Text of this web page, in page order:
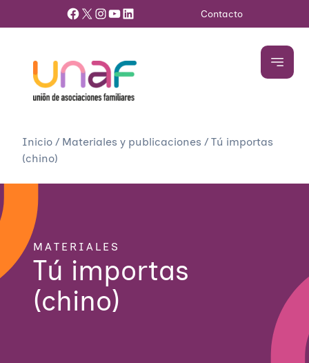
Facebook X InstagramYouTube LinkedIn Contacto
Inicio / Materiales y publicaciones / Tú importas
(chino)
MATERIALES
Tú importas
(chino)